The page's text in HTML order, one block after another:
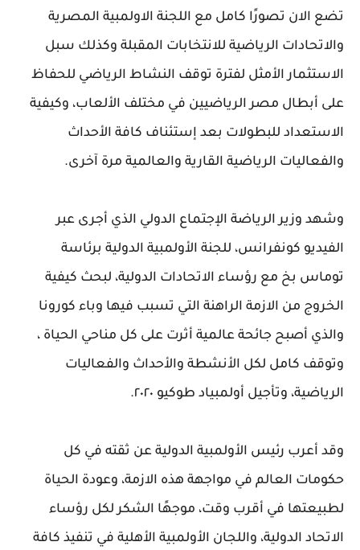
تضع الان تصورًا كامل مع اللجنة الاولمبية المصرية
والاتحادات الرياضية للانتخابات المقبلة وكذلك سبل
الاستثمار الأمثل لفترة توقف النشاط الرياضي للحفاظ
على أبطال مصر الرياضيين في مختلف الألعاب، وكيفية
الاستعداد للبطولات بعد إستئناف كافة الأحداث
والفعاليات الرياضية القارية والعالمية مرة آخرى.
وشهد وزير الرياضة الإجتماع الدولي الذي أجرى عبر
الفيديو كونفرانس، للجنة الأولمبية الدولية برئاسة
توماس بخ مع رؤساء الاتحادات الدولية، لبحث كيفية
الخروج من الازمة الراهنة التي تسبب فيها وباء كورونا
والذي أصبح جائحة عالمية أثرت على كل مناحي الحياة ،
وتوقف كامل لكل الأنشطة والأحداث والفعاليات
الرياضية، وتأجيل أولمبياد طوكيو ٢٠٢٠.
وقد أعرب رئيس الأولمبية الدولية عن ثقته في كل
حكومات العالم في مواجهة هذه الازمة، وعودة الحياة
لطبيعتها في أقرب وقت، موجهًا الشكر لكل رؤساء
الاتحاد الدولية، واللجان الأولمبية الأهلية في تنفيذ كافة